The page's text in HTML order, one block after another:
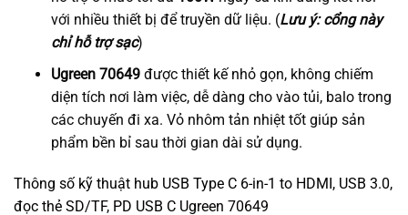
với nhiều thiết bị để truyền dữ liệu. (Lưu ý: cổng này
chỉ hỗ trợ sạc)
Ugreen 70649được thiết kế nhỏ gọn, không chiếm
diện tích nơi làm việc, dễ dàng cho vào tủi, balo trong
các chuyến đi xa. Vỏ nhôm tản nhiệt tốt giúp sản
phẩm bền bỉ sau thời gian dài sử dụng.
Thông số kỹ thuật hub USB Type C 6-in-1 to HDMI, USB 3.0,
đọc thẻ SD/TF, PD USB C Ugreen 70649